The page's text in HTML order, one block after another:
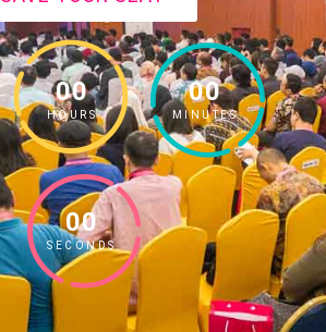
00
HOURS
00
MINUTES
00
SECONDS